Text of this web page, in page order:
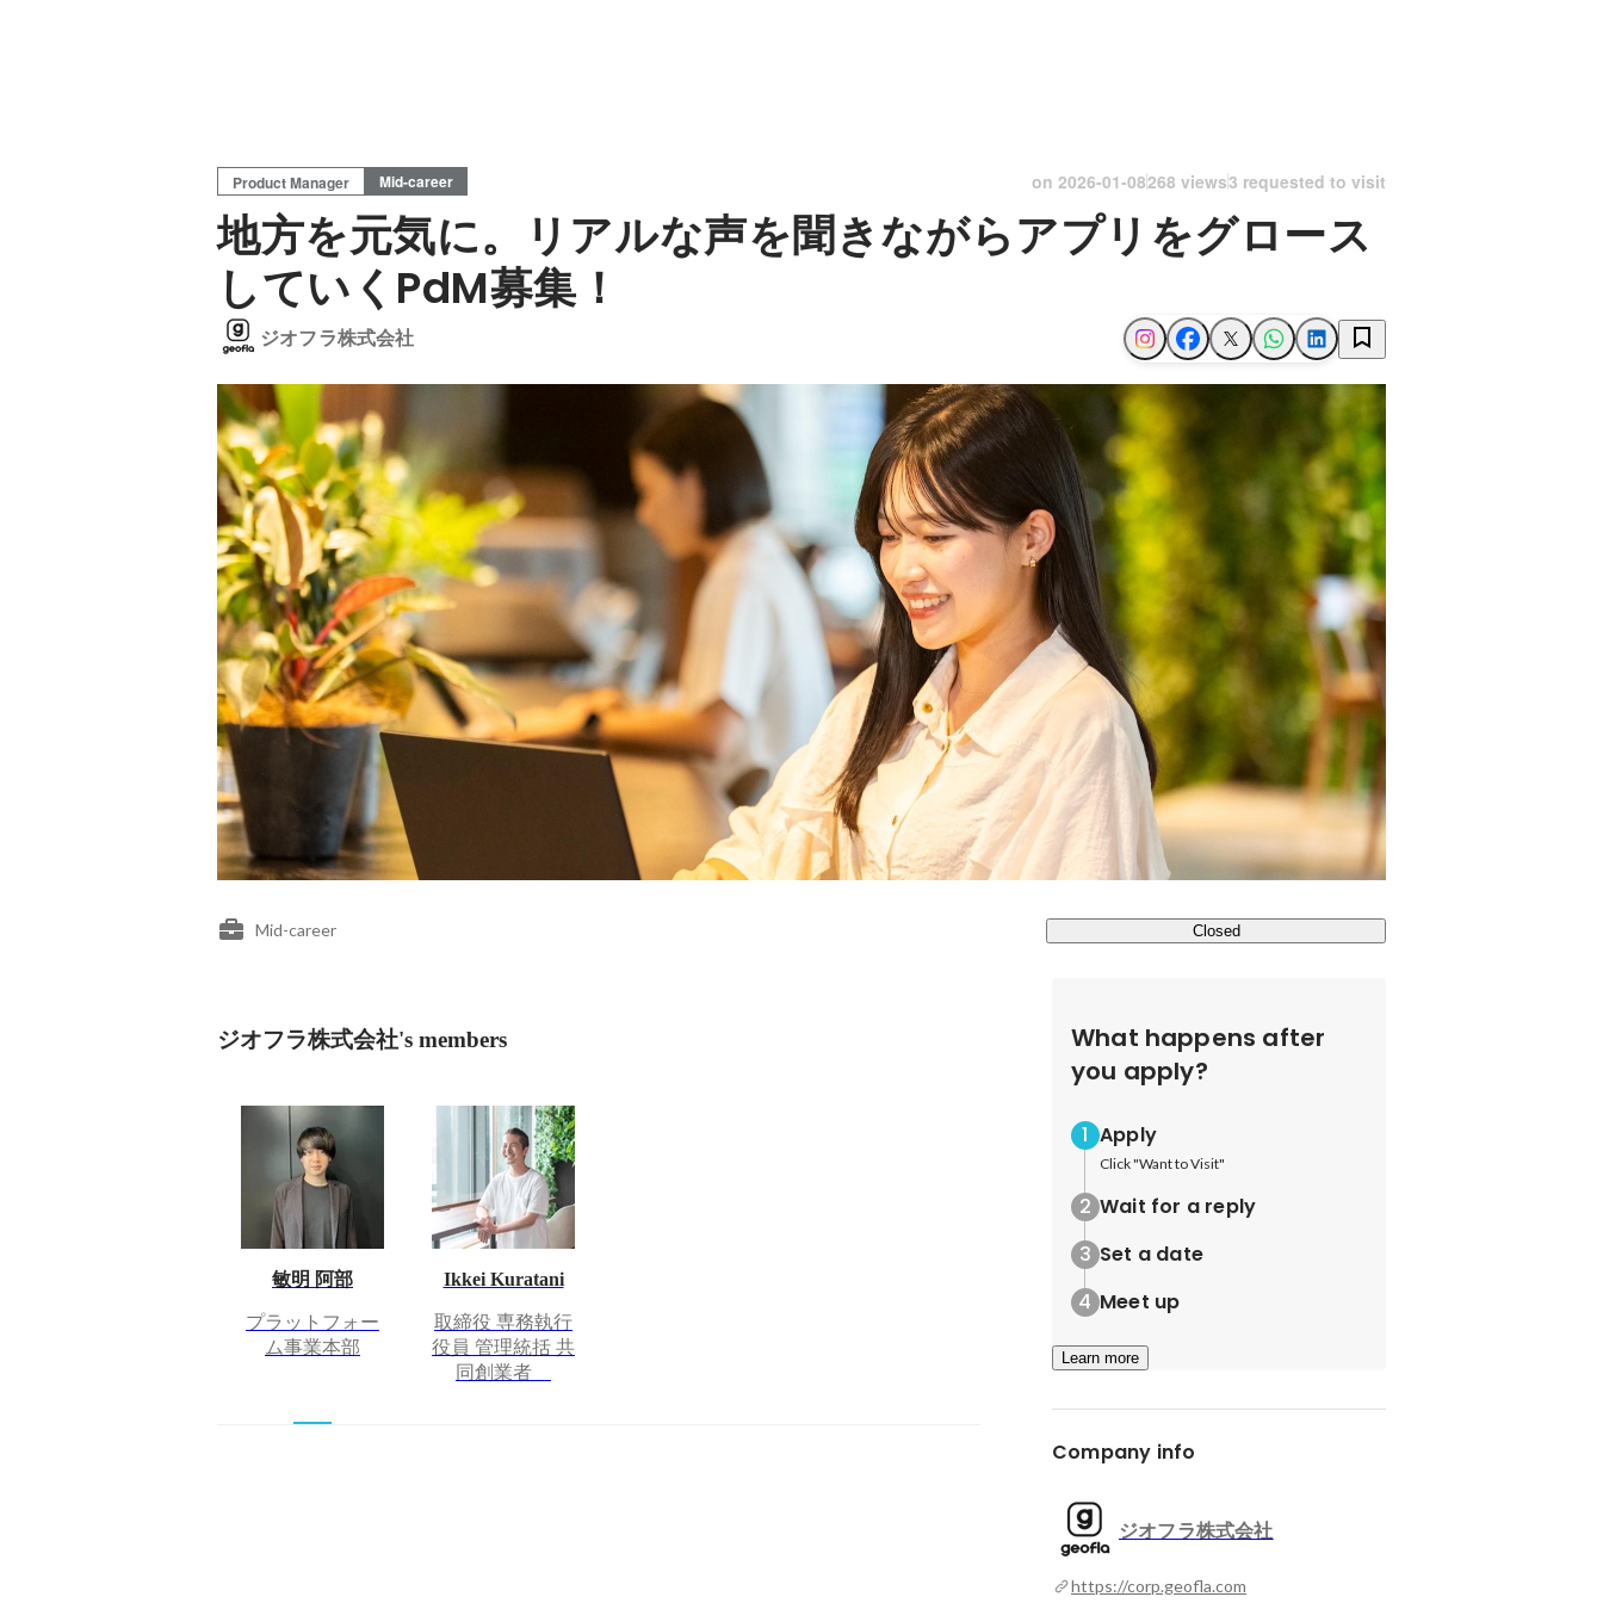
Product Manager Mid-career on 2026-01-08268 views3 requested to visit
地方を元気に。リアルな声を聞きながらアプリをグロース
していくPdM募集！
ジオフラ株式会社
Mid-career Closed
ジオフラ株式会社's members
敏明 阿部
プラットフォー
ム事業本部
Ikkei Kuratani
取締役 専務執行
役員 管理統括 共
同創業者
What happens after
you apply?
Apply
Click "Want to Visit"
Wait for a reply
Set a date
Meet up
Learn more
Company info
ジオフラ株式会社
https://corp.geofla.com